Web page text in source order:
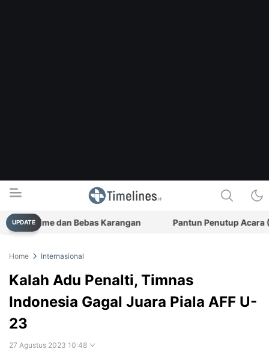
Timelines.id
Media Literasi, Sejarah & Budaya
UPDATE
Time dan Bebas Karangan Pantun Penutup Acara
Home Internasional
Kalah Adu Penalti, Timnas
Indonesia Gagal Juara Piala AFF U-
23
27 Agustus 2023 10:48